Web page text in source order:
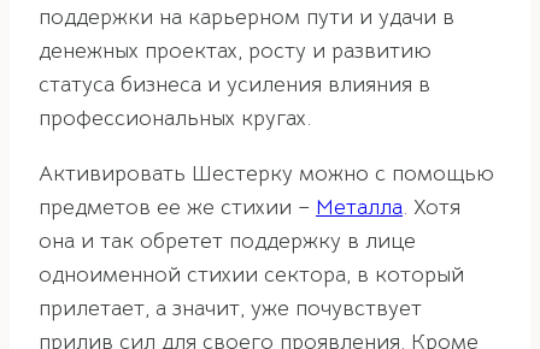
поддержки на карьерном пути и удачи в
денежных проектах, росту и развитию
статуса бизнеса и усиления влияния в
профессиональных кругах.
Активировать Шестерку можно с помощью
предметов ее же стихии – Металла. Хотя
она и так обретет поддержку в лице
одноименной стихии сектора, в который
прилетает, а значит, уже почувствует
прилив сил для своего проявления. Кроме